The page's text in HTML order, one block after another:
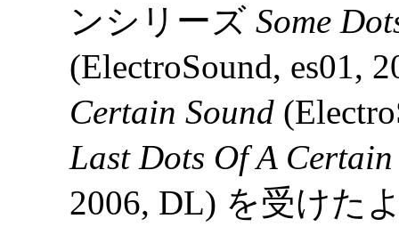
ンシリーズSome
(ElectroSound, es01,
Certain Sound
Last Dots Of A
2006, DL) を受けた